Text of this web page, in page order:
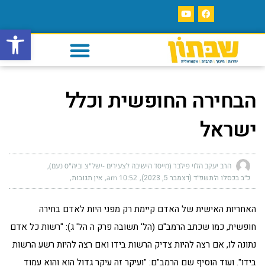
פתח
הבחירה החופשית וכלל
ישראל
הרב יעקב הלוי פילבר (מייסד הישיבה לצעירים -ישל"צ וביה"ס נעם)
כ״ב בכסלו ה׳תשפ״ד (דצמבר 5, 2023) 10:52 am אין תגובות
האחריות האישית של האדם קיימת רק מפני היות לאדם בחירה
חופשית, כמו שכתב הרמב"ם (הל' תשובה פרק ה הל' ג): "רשות כל אדם
נתונה לו, אם רצה להיות צדיק הרשות בידו ואם רצה להיות רשע הרשות
בידו". ועוד הוסיף שם הרמב"ם: "ועיקר זה עיקר גדול הוא והוא עמוד